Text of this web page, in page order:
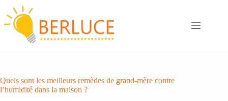
au
contenu
Quels sont les meilleurs remèdes de grand-mère contre
l’humidité dans la maison ?